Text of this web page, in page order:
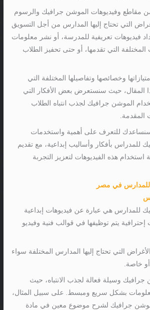
مقاطع وفيديوهات الموشن جرافيك والرسوم
التي تحتاج إليها المدارس من أجل التسويق
فيديوهات تعريفية للمدرسة، أو نشر معلومات
المختلفة التي تقدمها، أو حتى تحفيز الطلاب
وخصائصها وتفاصيلها المختلفة التي
المقال، حيث سنستعرض بعض الأفكار التي
الموشن جرافيك لجذب انتباه الطلاب
المقدمة.
للتعرف على أهمية واستخدمات
للمدراس بأفكار وأساليب إبداعية، مع تقديم
استخدام هذه الفيديوهات لتعزيز التجربة
في مصر
للمدارس هي عبارة عن فيديوهات إبداعية
يتم توظيفها في قوالب فنية وفيديو
التي تحتاج إليها المدارس المختلفة سواء
خاصة.
جرافيك وسيلة فعالة لجذب الانتباه، حيث
بشكل سريع ومبسط. على سبيل المثال،
جرافيك لشرح موضوع معين في مادة